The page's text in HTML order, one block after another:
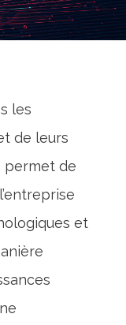
les
de leurs
permet de
et